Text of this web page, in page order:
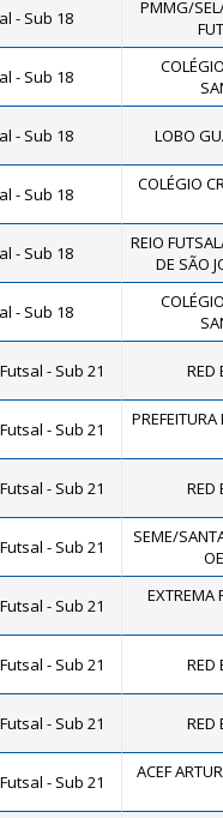
- Sub 18
PMMG/
- Sub 18
- Sub 18 LOBO
- Sub 18 COLÉGIO
- Sub 18
REIO
DE SÃO
- Sub 18
- Sub 21 RED
- Sub 21
- Sub 21 RED
- Sub 21
SEME/
- Sub 21 EXTREMA
- Sub 21 RED
- Sub 21 RED
- Sub 21 ACEF